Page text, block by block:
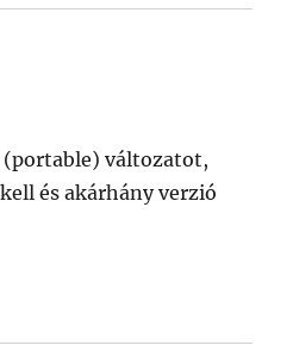
változatot,
és akárhány verzió